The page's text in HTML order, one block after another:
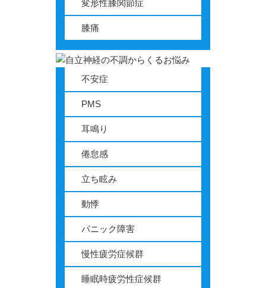
変形性膝関節症
膝痛
不安症
PMS
耳鳴り
倦怠感
立ち眩み
動悸
パニック障害
慢性疲労症候群
睡眠時疲労性症候群